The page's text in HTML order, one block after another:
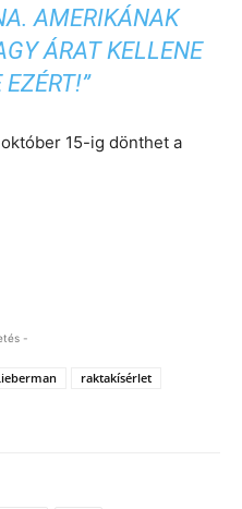
AMERIKÁNAK
ÁRAT KELLENE
15-ig dönthet a
-
raktakísérlet